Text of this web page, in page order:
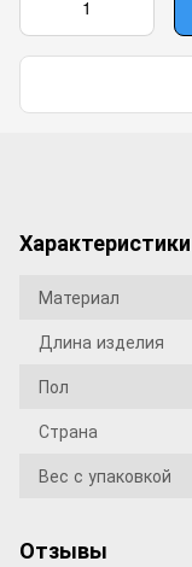
Характеристики
Материал
Длина изделия
Пол
Страна
Вес с упаковкой
Отзывы